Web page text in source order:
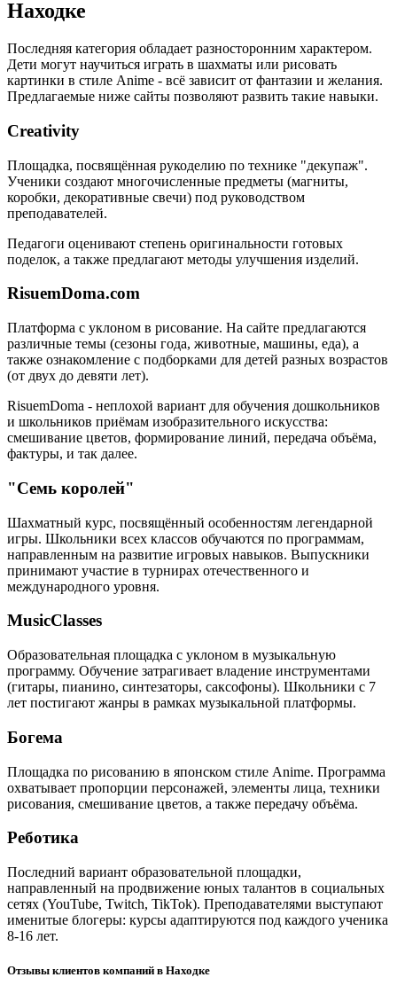
Находке
Последняя категория обладает разносторонним характером.
Дети могут научиться играть в шахматы или рисовать
картинки в стиле Anime - всё зависит от фантазии и желания.
Предлагаемые ниже сайты позволяют развить такие навыки.
Creativity
Площадка, посвящённая рукоделию по технике "декупаж".
Ученики создают многочисленные предметы (магниты,
коробки, декоративные свечи) под руководством
преподавателей.
Педагоги оценивают степень оригинальности готовых
поделок, а также предлагают методы улучшения изделий.
RisuemDoma.com
Платформа с уклоном в рисование. На сайте предлагаются
различные темы (сезоны года, животные, машины, еда), а
также ознакомление с подборками для детей разных возрастов
(от двух до девяти лет).
RisuemDoma - неплохой вариант для обучения дошкольников
и школьников приёмам изобразительного искусства:
смешивание цветов, формирование линий, передача объёма,
фактуры, и так далее.
"Семь королей"
Шахматный курс, посвящённый особенностям легендарной
игры. Школьники всех классов обучаются по программам,
направленным на развитие игровых навыков. Выпускники
принимают участие в турнирах отечественного и
международного уровня.
MusicClasses
Образовательная площадка с уклоном в музыкальную
программу. Обучение затрагивает владение инструментами
(гитары, пианино, синтезаторы, саксофоны). Школьники с 7
лет постигают жанры в рамках музыкальной платформы.
Богема
Площадка по рисованию в японском стиле Anime. Программа
охватывает пропорции персонажей, элементы лица, техники
рисования, смешивание цветов, а также передачу объёма.
Реботика
Последний вариант образовательной площадки,
направленный на продвижение юных талантов в социальных
сетях (YouTube, Twitch, TikTok). Преподавателями выступают
именитые блогеры: курсы адаптируются под каждого ученика
8-16 лет.
Отзывы клиентов компаний в Находке